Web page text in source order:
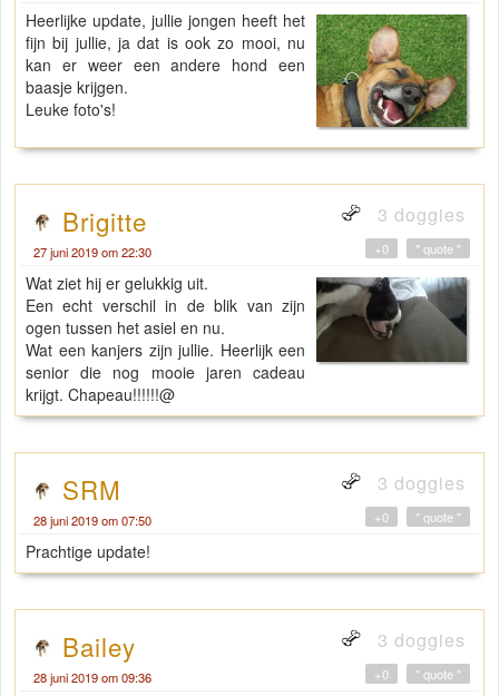
Heerlijke update, jullie jongen heeft het
fijn bij jullie, ja dat is ook zo mooi, nu
kan er weer een andere hond een
baasje krijgen.
Leuke foto's!
Brigitte 3 doggies
27 juni 2019 om 22:30 " quote "
+0
Wat ziet hij er gelukkig uit.
Een echt verschil in de blik van zijn
ogen tussen het asiel en nu.
Wat een kanjers zijn jullie. Heerlijk een
senior die nog mooie jaren cadeau
krijgt. Chapeau!!!!!!@
SRM 3 doggies
28 juni 2019 om 07:50 " quote "
+0
Prachtige update!
Bailey 3 doggies
28 juni 2019 om 09:36 " quote "
+0